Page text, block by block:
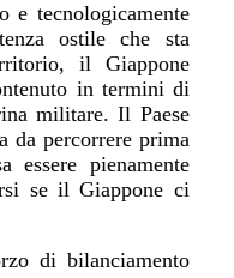
e tecnologicamente
ostile che sta
il Giappone
in termini di
militare. Il Paese
da percorrere prima
pienamente
se il Giappone ci
di bilanciamento